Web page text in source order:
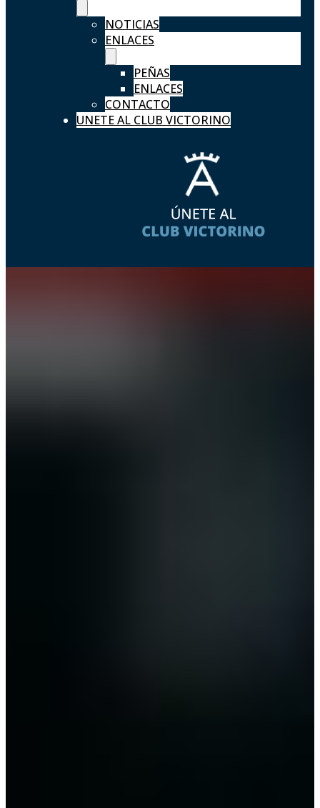
NOTICIAS
ENLACES
PEÑAS
ENLACES
CONTACTO
UNETE AL CLUB VICTORINO